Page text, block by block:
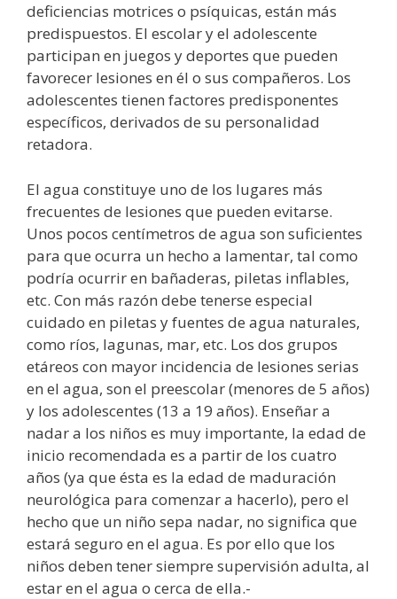
deficiencias motrices o psíquicas, están más
predispuestos. El escolar y el adolescente
participan en juegos y deportes que pueden
favorecer lesiones en él o sus compañeros. Los
adolescentes tienen factores predisponentes
específicos, derivados de su personalidad
retadora.
El agua constituye uno de los lugares más
frecuentes de lesiones que pueden evitarse.
Unos pocos centímetros de agua son suficientes
para que ocurra un hecho a lamentar, tal como
podría ocurrir en bañaderas, piletas inflables,
etc. Con más razón debe tenerse especial
cuidado en piletas y fuentes de agua naturales,
como ríos, lagunas, mar, etc. Los dos grupos
etáreos con mayor incidencia de lesiones serias
en el agua, son el preescolar (menores de 5 años)
y los adolescentes (13 a 19 años). Enseñar a
nadar a los niños es muy importante, la edad de
inicio recomendada es a partir de los cuatro
años (ya que ésta es la edad de maduración
neurológica para comenzar a hacerlo), pero el
hecho que un niño sepa nadar, no significa que
estará seguro en el agua. Es por ello que los
niños deben tener siempre supervisión adulta, al
estar en el agua o cerca de ella.-